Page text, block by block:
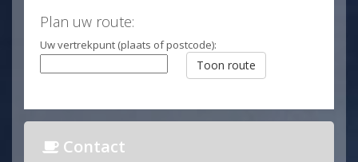
Plan uw route:
Uw vertrekpunt (plaats of postcode):
Contact